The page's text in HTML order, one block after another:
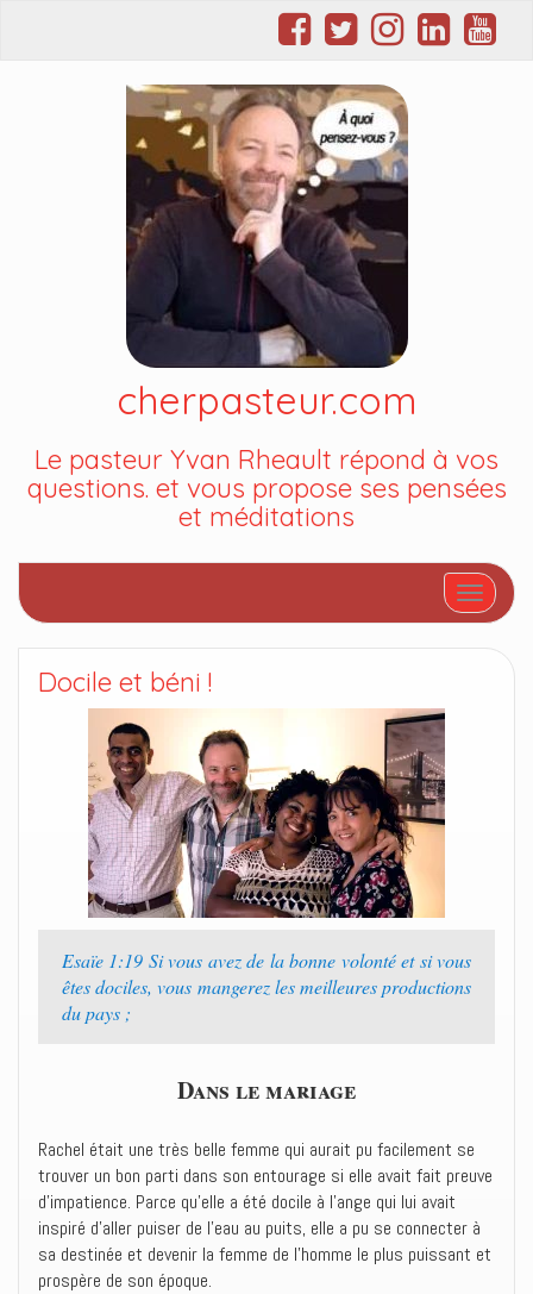
cherpasteur.com
Le pasteur Yvan Rheault répond à vos
questions. et vous propose ses pensées
et méditations
Afficher/
Docile et béni !
Esaïe 1:19 Si vous avez de la bonne volonté et si vous
êtes dociles, vous mangerez les meilleures productions
du pays ;
Dans le mariage
Rachel était une très belle femme qui aurait pu facilement se
trouver un bon parti dans son entourage si elle avait fait preuve
d’impatience. Parce qu’elle a été docile à l’ange qui lui avait
inspiré d’aller puiser de l’eau au puits, elle a pu se connecter à
sa destinée et devenir la femme de l’homme le plus puissant et
prospère de son époque.